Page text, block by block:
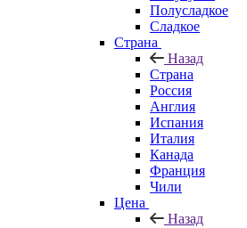
Полусладкое
Сладкое
Страна
Назад
Страна
Россия
Англия
Испания
Италия
Канада
Франция
Чили
Цена
Назад